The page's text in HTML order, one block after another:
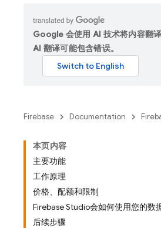
Google 会使用 AI 技术将内容翻译
AI 翻译可能包含错误。
Firebase Documentation
本页内容
主要功能
工作原理
价格、配额和限制
Firebase Studio会如何使用您的数
后续步骤